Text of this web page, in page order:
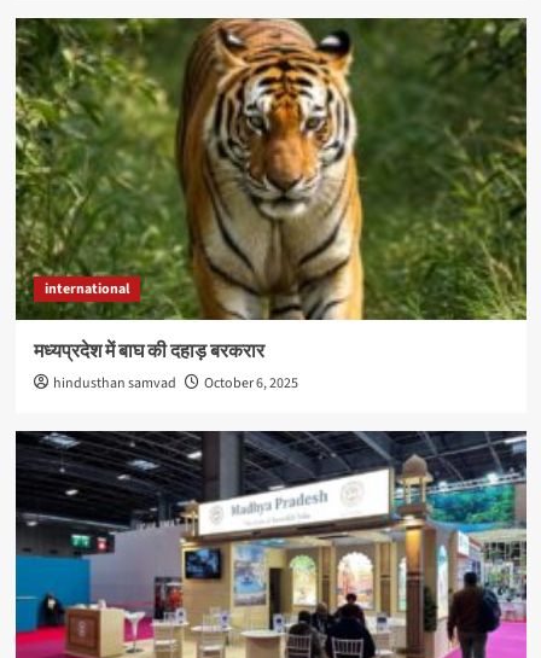
international
मध्यप्रदेश में बाघ की दहाड़ बरकरार
hindusthan samvad October 6, 2025